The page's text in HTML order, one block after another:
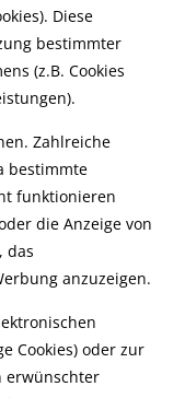
Diese
bestimmter
(z.B. Cookies
Zahlreiche
bestimmte
funktionieren
die Anzeige von
das
anzuzeigen.
Cookies) oder zur
erwünschter